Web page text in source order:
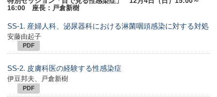
16:00 座長：戸倉新樹
SS-1. 産婦人科、泌尿器科における淋菌咽頭感染に対する対処
安藤由起子
PDF
SS-2. 皮膚科医の経験する性感染症
伊豆邦夫、戸倉新樹
PDF